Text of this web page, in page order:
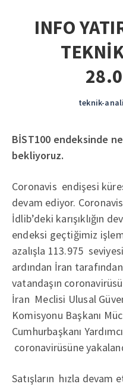
INFO
teknik-
BİST100 endeksinde
bekliyoruz.
Coronavis endişesi
devam ediyor. Coronavis
İdlib’deki karışıklığın
endeksi geçtiğimiz
azalışla 113.975
ardından İran
vatandaşın
İran Meclisi Ulusal
Komisyonu Başkanı
Cumhurbaşkanı
coronavirüsüne
Satışların hızla devam